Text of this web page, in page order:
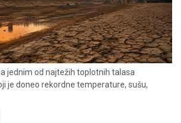
jednim od najtežih toplotnih talasa
je doneo rekordne temperature, sušu,